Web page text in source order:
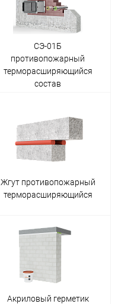
СЭ-01Б
противопожарный
терморасширяющийся
состав
Жгут противопожарный
терморасширяющийся
Акриловый герметик